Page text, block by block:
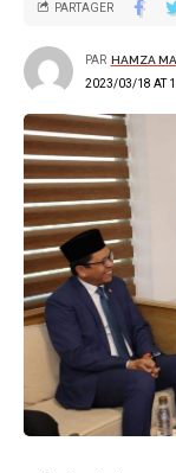
2023/03/18 AT
PAR HAMZA
PARTAGER